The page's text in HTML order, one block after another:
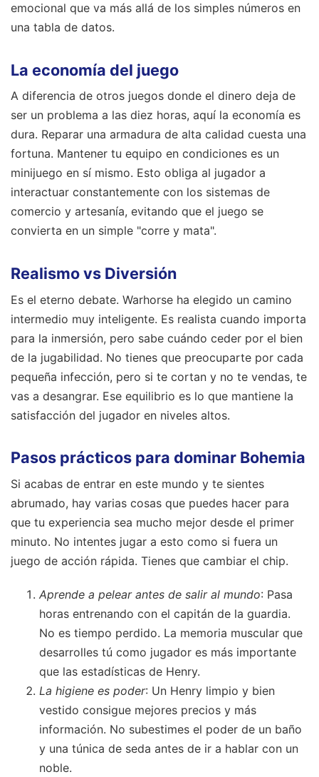
emocional que va más allá de los simples números en
una tabla de datos.
La economía del juego
A diferencia de otros juegos donde el dinero deja de
ser un problema a las diez horas, aquí la economía es
dura. Reparar una armadura de alta calidad cuesta una
fortuna. Mantener tu equipo en condiciones es un
minijuego en sí mismo. Esto obliga al jugador a
interactuar constantemente con los sistemas de
comercio y artesanía, evitando que el juego se
convierta en un simple "corre y mata".
Realismo vs Diversión
Es el eterno debate. Warhorse ha elegido un camino
intermedio muy inteligente. Es realista cuando importa
para la inmersión, pero sabe cuándo ceder por el bien
de la jugabilidad. No tienes que preocuparte por cada
pequeña infección, pero si te cortan y no te vendas, te
vas a desangrar. Ese equilibrio es lo que mantiene la
satisfacción del jugador en niveles altos.
Pasos prácticos para dominar Bohemia
Si acabas de entrar en este mundo y te sientes
abrumado, hay varias cosas que puedes hacer para
que tu experiencia sea mucho mejor desde el primer
minuto. No intentes jugar a esto como si fuera un
juego de acción rápida. Tienes que cambiar el chip.
Aprende a pelear antes de salir al mundo: Pasa
horas entrenando con el capitán de la guardia.
No es tiempo perdido. La memoria muscular que
desarrolles tú como jugador es más importante
que las estadísticas de Henry.
La higiene es poder: Un Henry limpio y bien
vestido consigue mejores precios y más
información. No subestimes el poder de un baño
y una túnica de seda antes de ir a hablar con un
noble.